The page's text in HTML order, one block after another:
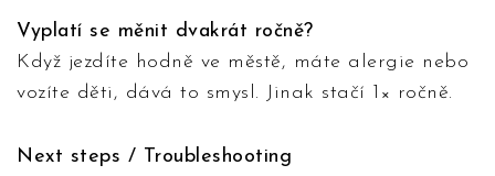
Vyplatí se měnit dvakrát ročně?
Když jezdíte hodně ve městě, máte alergie nebo
vozíte děti, dává to smysl. Jinak stačí 1× ročně.
Next steps / Troubleshooting